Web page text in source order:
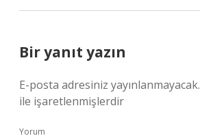
Bir yanıt yazın
E-posta adresiniz yayınlanmayacak.
ile işaretlenmişlerdir
Yorum